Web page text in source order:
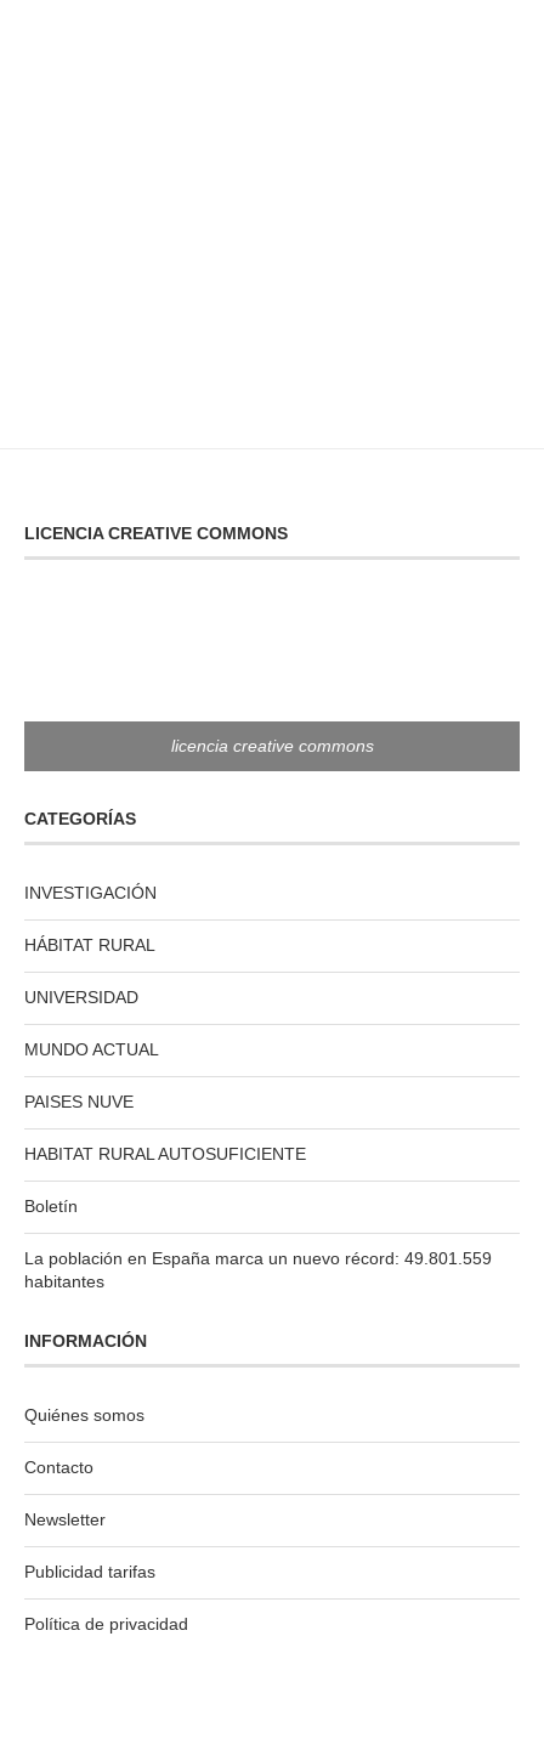
LICENCIA CREATIVE COMMONS
licencia creative commons
CATEGORÍAS
INVESTIGACIÓN
HÁBITAT RURAL
UNIVERSIDAD
MUNDO ACTUAL
PAISES NUVE
HABITAT RURAL AUTOSUFICIENTE
Boletín
La población en España marca un nuevo récord: 49.801.559
habitantes
INFORMACIÓN
Quiénes somos
Contacto
Newsletter
Publicidad tarifas
Política de privacidad